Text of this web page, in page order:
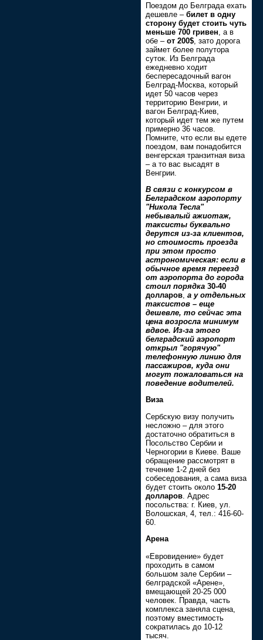
Поездом до Белграда ехать
дешевле – билет в одну
сторону будет стоить чуть
меньше 700 гривен , а в
обе –от 200$ , зато дорога
займет более полутора
суток. Из Белграда
ежедневно ходит
беспересадочный вагон
Белград-Москва, который
идет 50 часов через
территорию Венгрии, и
вагон Белград-Киев,
который идет тем же путем
примерно 36 часов.
Помните, что если вы едете
поездом, вам понадобится
венгерская транзитная виза
– а то вас высадят в
Венгрии.
В связи с конкурсом в
Белградском аэропорту
"Никола Тесла"
небывалый ажиотаж,
таксисты буквально
дерутся из-за клиентов,
но стоимость проезда
при этом просто
астрономическая: если в
обычное время переезд
от аэропорта до города
стоил порядка 30-40
долларов, а у отдельных
таксистов – еще
дешевле, то сейчас эта
цена возросла минимум
вдвое. Из-за этого
белградский аэропорт
открыл "горячую"
телефонную линию для
пассажиров, куда они
могут пожаловаться на
поведение водителей.
Виза
Сербскую визу получить
несложно – для этого
достаточно обратиться в
Посольство Сербии и
Черногории в Киеве. Ваше
обращение рассмотрят в
течение 1-2 дней без
собеседования, а сама виза
будет стоить около 15-20
долларов . Адрес
посольства: г. Киев, ул.
Волошская, 4, тел.: 416-60-
60.
Арена
«Евровидение» будет
проходить в самом
большом зале Сербии –
белградской «Арене»,
вмещающей 20-25 000
человек. Правда, часть
комплекса заняла сцена,
поэтому вместимость
сократилась до 10-12
тысяч.